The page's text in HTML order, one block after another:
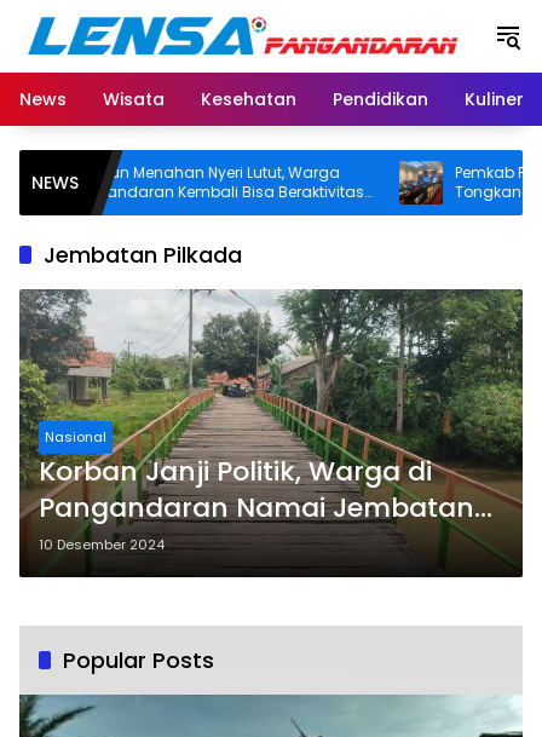
Langsung
konten
News
Wisata Kesehatan Pendidikan Kuliner
NEWS
8 Tahun Menahan Nyeri Lutut, Warga
Pangandaran Kembali Bisa Beraktivitas
Usai Operasi Gratis Ditanggung BPJS
Pemkab
Tongkang dan
Segera
Jembatan Pilkada
Nasional
Korban Janji Politik, Warga di
Pangandaran Namai Jembatan
Pilkada
10 Desember 2024
Popular Posts